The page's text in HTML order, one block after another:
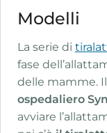
Modelli
La serie di
fase
delle mamme.
ospedaliero
avviare